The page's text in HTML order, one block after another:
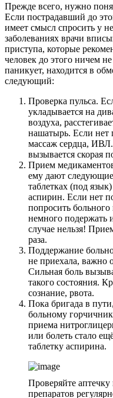
Прежде всего, нужно
Если пострадавший до
имеет смысл спросить у
заболеваниях врачи
приступа, которые
человек до этого ничем
паникует, находится в
следующий:
Проверка пульса.
укладывается на
воздуха,
нашатырь. Если нет
массаж сердца, ИВЛ.
вызывается скорая
Прием
ему дают следующие
таблетках (под
аспирин. Если нет
попросить больного
немного подержать
случае нельзя!
раза.
Поддержание
не приехала, важно
Сильная боль
такого состояния.
сознание, рвота.
Пока бригада в
больному
приема
или болеть стало
таблетку аспирина.
Проверяйте
препаратов